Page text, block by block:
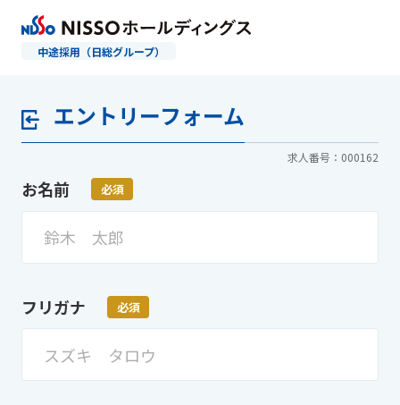
中途採用（日総グループ）
エントリーフォーム
求人番号：000162
お名前 必須
フリガナ 必須